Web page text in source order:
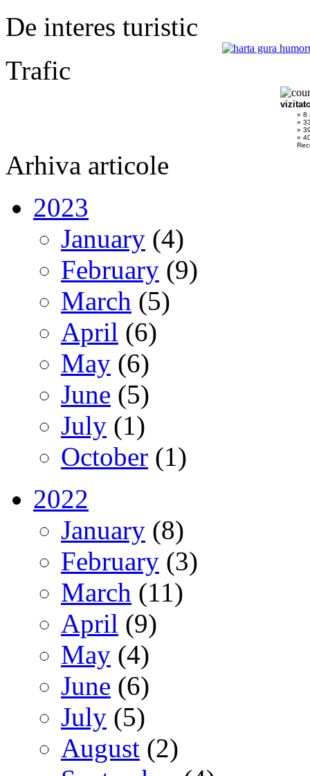
De interes turistic
Trafic
» 8
»
»
»
Arhiva articole
2023
January (4)
February (9)
March (5)
April (6)
May (6)
June (5)
July (1)
October (1)
2022
January (8)
February (3)
March (11)
April (9)
May (4)
June (6)
July (5)
August (2)